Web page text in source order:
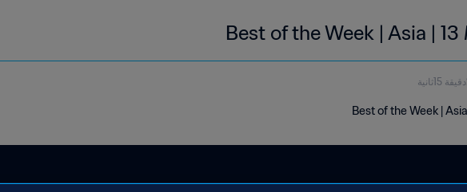
Best of the Week | Asia |
Best of the Week |